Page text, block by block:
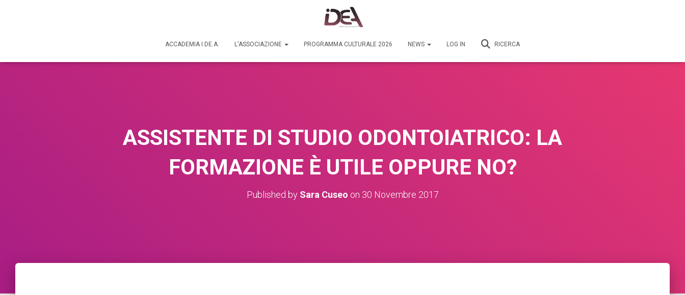
ACCADEMIA I.DE.A. L'ASSOCIAZIONE PROGRAMMA CULTURALE 2026 NEWS LOG IN RICERCA
ASSISTENTE DI STUDIO ODONTOIATRICO: LA
FORMAZIONE È UTILE OPPURE NO?
Published by Sara Cuseo on 30 Novembre 2017